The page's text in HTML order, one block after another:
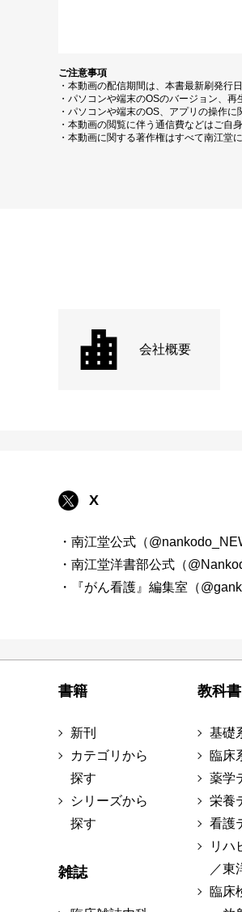
ご注意事項
・本動画の配信期間は、本書最新刷発行
・パソコンや端末のOSのバージョン、
・パソコンや端末のOS、アプリの操作
・本動画の閲覧に伴う通信費などはご自
・本動画に関する著作権はすべて南江堂
会社概要
X
・南江堂公式（
・南江堂洋書部公式（
・『がん看護』編集室（
書籍
新刊
カテゴリから
探す
シリーズから
探す
雑誌
教科書
基礎
臨床
薬学
栄養
看護
リハ
／東
臨床